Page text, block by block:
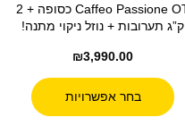
Caffeo Passione OT כסופה + 2
ק”ג תערובות + נוזל ניקוי מתנה!
₪3,990.00
בחר אפשרויות